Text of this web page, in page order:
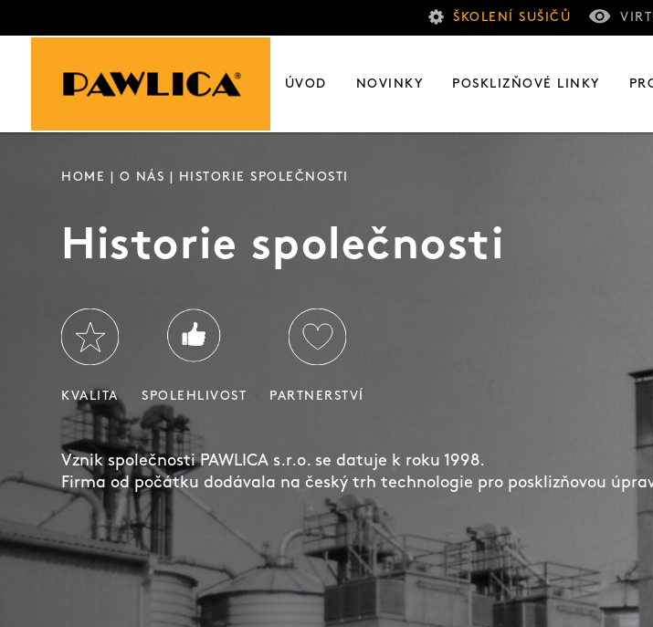
ŠKOLENÍ SUŠIČŮ
ÚVOD NOVINKY POSKLIZŇOVÉ LINKY
HOME O NÁS | HISTORIE SPOLEČNOSTI
Historie společnosti
KVALITA SPOLEHLIVOST PARTNERSTVÍ
Vznik společnosti PAWLICA s.r.o. se datuje k roku 1998.
Firma od počátku dodávala na český trh technologie pro posklizňovou